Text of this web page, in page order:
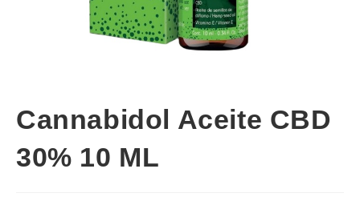
Cannabidol Aceite CBD
30% 10 ML